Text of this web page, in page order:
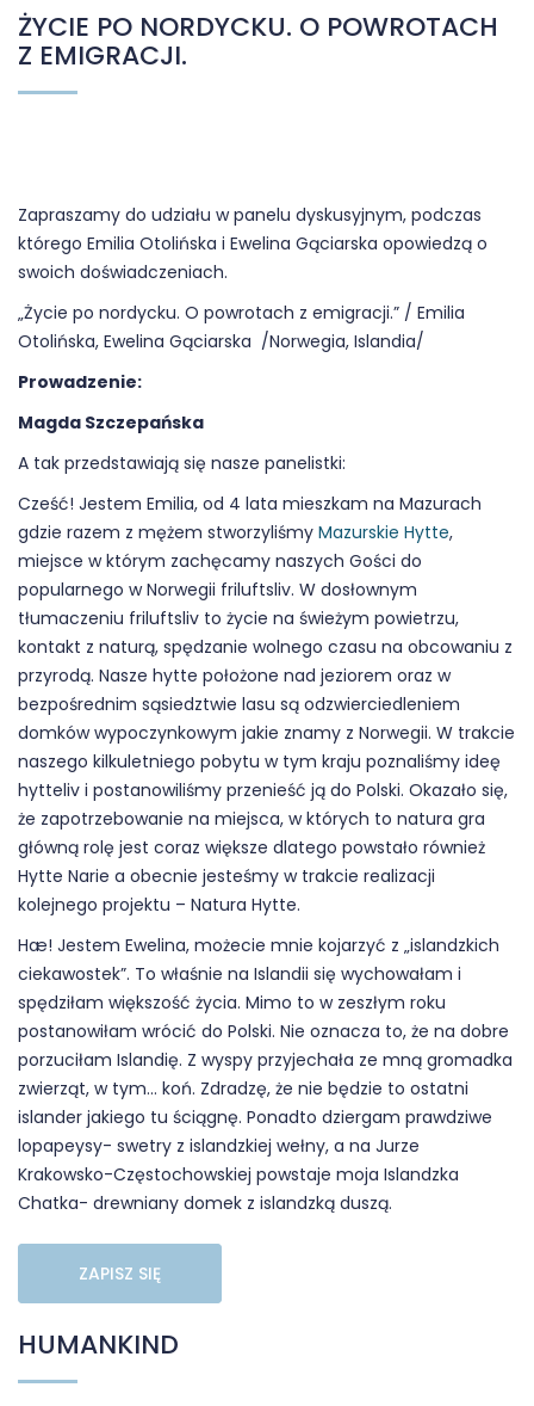
ŻYCIE PO NORDYCKU. O POWROTACH
Z EMIGRACJI.
Zapraszamy do udziału w panelu dyskusyjnym, podczas
którego Emilia Otolińska i Ewelina Gąciarska opowiedzą o
swoich doświadczeniach.
„Życie po nordycku. O powrotach z emigracji.” / Emilia
Otolińska, Ewelina Gąciarska /Norwegia, Islandia/
Prowadzenie:
Magda Szczepańska
A tak przedstawiają się nasze panelistki:
Cześć! Jestem Emilia, od 4 lata mieszkam na Mazurach
gdzie razem z mężem stworzyliśmy Mazurskie Hytte,
miejsce w którym zachęcamy naszych Gości do
popularnego w Norwegii friluftsliv. W dosłownym
tłumaczeniu friluftsliv to życie na świeżym powietrzu,
kontakt z naturą, spędzanie wolnego czasu na obcowaniu z
przyrodą. Nasze hytte położone nad jeziorem oraz w
bezpośrednim sąsiedztwie lasu są odzwierciedleniem
domków wypoczynkowym jakie znamy z Norwegii. W trakcie
naszego kilkuletniego pobytu w tym kraju poznaliśmy ideę
hytteliv i postanowiliśmy przenieść ją do Polski. Okazało się,
że zapotrzebowanie na miejsca, w których to natura gra
główną rolę jest coraz większe dlatego powstało również
Hytte Narie a obecnie jesteśmy w trakcie realizacji
kolejnego projektu – Natura Hytte.
Hæ! Jestem Ewelina, możecie mnie kojarzyć z „islandzkich
ciekawostek”. To właśnie na Islandii się wychowałam i
spędziłam większość życia. Mimo to w zeszłym roku
postanowiłam wrócić do Polski. Nie oznacza to, że na dobre
porzuciłam Islandię. Z wyspy przyjechała ze mną gromadka
zwierząt, w tym… koń. Zdradzę, że nie będzie to ostatni
islander jakiego tu ściągnę. Ponadto dziergam prawdziwe
lopapeysy- swetry z islandzkiej wełny, a na Jurze
Krakowsko-Częstochowskiej powstaje moja Islandzka
Chatka- drewniany domek z islandzką duszą.
ZAPISZ SIĘ
HUMANKIND